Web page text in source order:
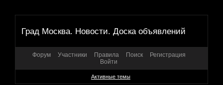
Град Москва. Новости. Доска объявлений
Форум Участники Правила Поиск
Регистрация
Войти
Активные темы